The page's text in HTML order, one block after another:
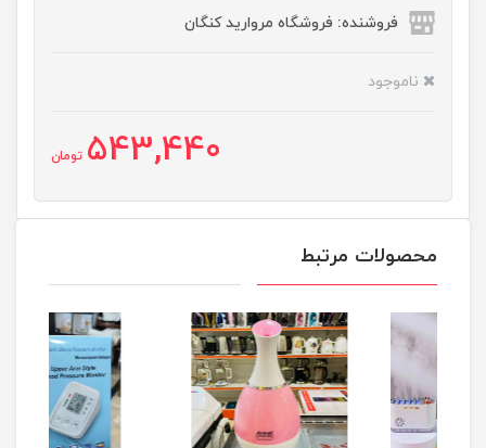
فروشنده: فروشگاه مروارید کنگان
ناموجود
543,440 تومان
محصولات مرتبط